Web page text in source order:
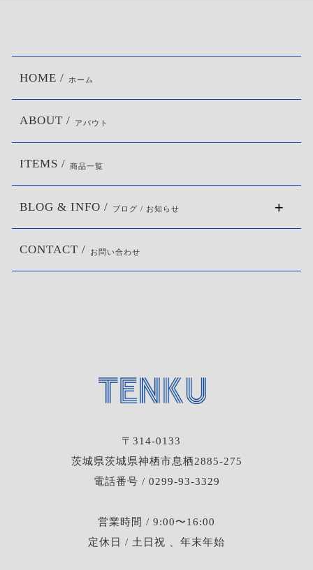
〒314-0133
茨城県茨城県神栖市息栖2885-275
電話番号 / 0299-93-3329
営業時間 / 9:00〜16:00
定休日 / 土日祝 、年末年始
HOME / ホーム
ABOUT / アバウト
ITEMS / 商品一覧
BLOG & INFO / ブログ / お知らせ
CONTACT / お問い合わせ